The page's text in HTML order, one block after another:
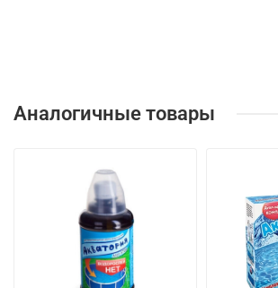
Аналогичные товары